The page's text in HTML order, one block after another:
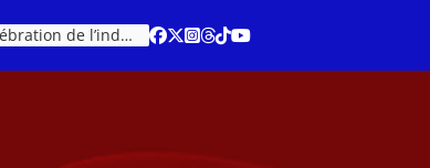
Cacao – Prix minimum garanti : Des producteurs demande son abandon